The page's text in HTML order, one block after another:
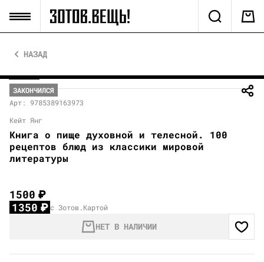
НАЗАД
ЗАКОНЧИЛСЯ
Арт: 9785389163973
Кейт Янг
Книга о пище духовной и телесной. 100
рецептов блюд из классики мировой
литературы
1500₽
1350₽ с Зотов.Картой
НЕТ В НАЛИЧИИ